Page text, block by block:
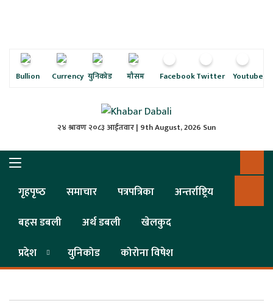
Bullion Currency युनिकोड मौसम FacebookTwitter Youtube
२४ श्रावण २०८३ आईतवार | 9th August, 2026 Sun
गृहपृष्‍ठ समाचार पत्रपत्रिका
अन्तर्राष्ट्रिय
बहस डबली
अर्थ डबली
खेलकुद
प्रदेश
युनिकोड कोरोना विषेश